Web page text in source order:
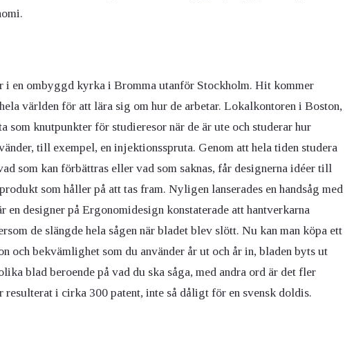
en ombyggd kyrka i Bromma utanför Stockholm. Hit kommer
världen för att lära sig om hur de arbetar. Lokalkontoren i Boston,
som knutpunkter för studieresor när de är ute och studerar hur
till exempel, en injektionsspruta. Genom att hela tiden studera
som kan förbättras eller vad som saknas, får designerna idéer till
som håller på att tas fram. Nyligen lanserades en handsåg med
en designer på Ergonomidesign konstaterade att hantverkarna
de slängde hela sågen när bladet blev slött. Nu kan man köpa ett
och bekvämlighet som du använder år ut och år in, bladen byts ut
blad beroende på vad du ska såga, med andra ord är det fler
resulterat i cirka 300 patent, inte så dåligt för en svensk doldis.